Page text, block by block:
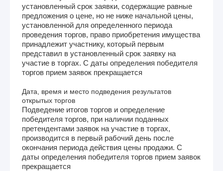
установленный срок заявки, содержащие равные
предложения о цене, но не ниже начальной цены,
установленной для определенного периода
проведения торгов, право приобретения имущества
принадлежит участнику, который первым
представил в установленный срок заявку на
участие в торгах. С даты определения победителя
торгов прием заявок прекращается
Дата, время и место подведения результатов
открытых торгов
Подведение итогов торгов и определение
победителя торгов, при наличии поданных
претендентами заявок на участие в торгах,
производится в первый рабочий день после
окончания периода действия цены продажи. С
даты определения победителя торгов прием заявок
прекращается